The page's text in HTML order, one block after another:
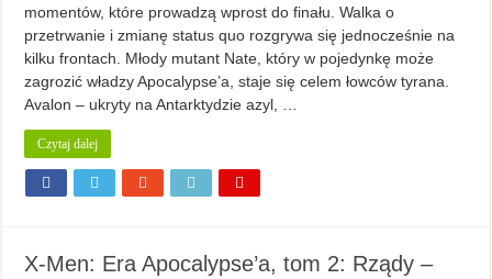
momentów, które prowadzą wprost do finału. Walka o
przetrwanie i zmianę status quo rozgrywa się jednocześnie na
kilku frontach. Młody mutant Nate, który w pojedynkę może
zagrozić władzy Apocalypse’a, staje się celem łowców tyrana.
Avalon – ukryty na Antarktydzie azyl, …
Czytaj dalej
X-Men: Era Apocalypse’a, tom 2: Rządy –